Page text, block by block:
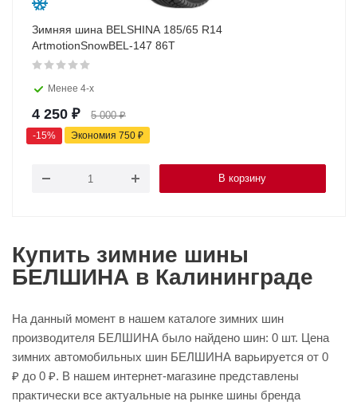
Зимняя шина BELSHINA 185/65 R14
ArtmotionSnowBEL-147 86T
Менее 4-х
4 250 ₽ 5 000₽
-15% Экономия 750 ₽
В корзину
Купить зимние шины
БЕЛШИНА в Калининграде
На данный момент в нашем каталоге зимних шин
производителя БЕЛШИНА было найдено шин: 0 шт. Цена
зимних автомобильных шин БЕЛШИНА варьируется от 0
₽ до 0 ₽. В нашем интернет-магазине представлены
практически все актуальные на рынке шины бренда